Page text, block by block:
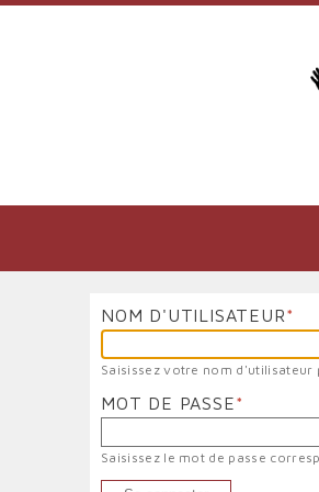
Aller
PRINCIPALE
NOM D'UTILISATEUR
Saisissez votre nom
MOT DE PASSE
Saisissez le mot de passe